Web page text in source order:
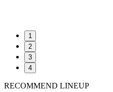
1
2
3
4
RECOMMEND LINEUP